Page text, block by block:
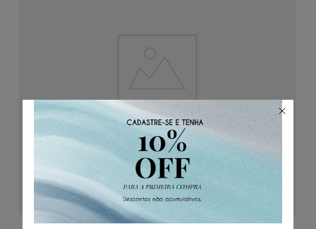
ADICIONAR AO CARRINHO
Camiseta Egipcio Strong